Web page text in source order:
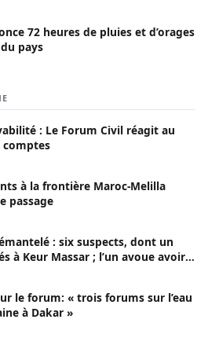
72 heures de pluies et d’orages
pays
: Le Forum Civil réagit au
comptes
à la frontière Maroc-Melilla
passage
: six suspects, dont un
à Keur Massar ; l’un avoue avoir
le forum: « trois forums sur l’eau
à Dakar »